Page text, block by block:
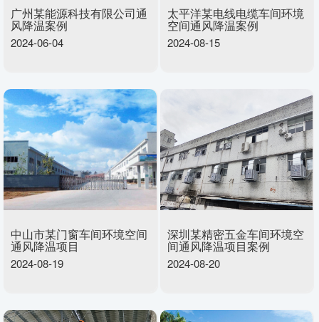
广州某能源科技有限公司通
风降温案例
2024-06-04
太平洋某电线电缆车间环境
空间通风降温案例
2024-08-15
中山市某门窗车间环境空间
通风降温项目
2024-08-19
深圳某精密五金车间环境空
间通风降温项目案例
2024-08-20